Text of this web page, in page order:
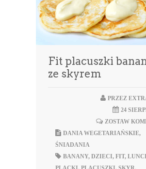
Fit placuszki
ze skyrem
PRZEZ
24
ZOSTAW
DANIA WEGETARIAŃSKIE,
ŚNIADANIA
BANANY, DZIECI, FIT,